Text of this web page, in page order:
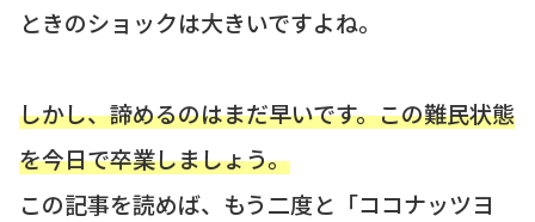
ときのショックは大きいですよね。
しかし、諦めるのはまだ早いです。この難民状態
を今日で卒業しましょう。
この記事を読めば、もう二度と「ココナッツヨ